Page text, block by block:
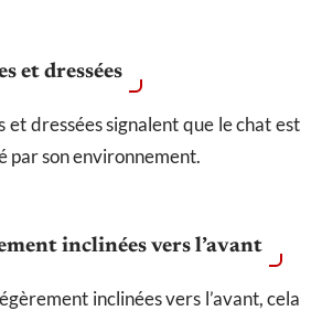
et dressées
et dressées signalent que le chat est
par son environnement.
inclinées vers l’avant
inclinées vers l’avant, cela